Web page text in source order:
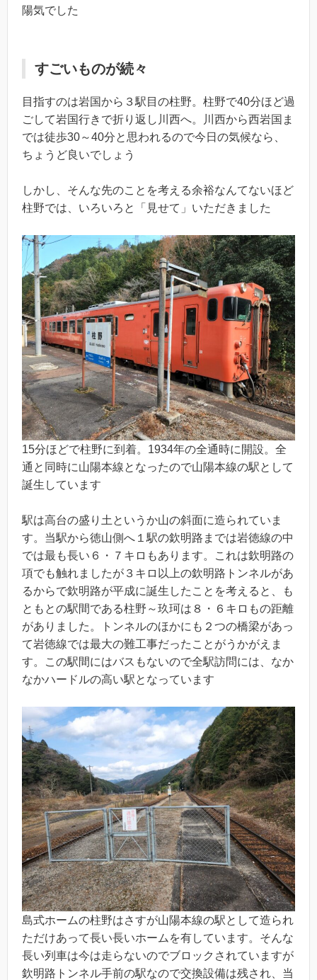
陽気でした
すごいものが続々
目指すのは岩国から３駅目の柱野。柱野で40分ほど過
ごして岩国行きで折り返し川西へ。川西から西岩国ま
では徒歩30～40分と思われるので今日の気候なら、
ちょうど良いでしょう
しかし、そんな先のことを考える余裕なんてないほど
柱野では、いろいろと「見せて」いただきました
15分ほどで柱野に到着。1934年の全通時に開設。全
通と同時に山陽本線となったので山陽本線の駅として
誕生しています
駅は高台の盛り土というか山の斜面に造られていま
す。当駅から徳山側へ１駅の欽明路までは岩徳線の中
では最も長い６・７キロもあります。これは欽明路の
項でも触れましたが３キロ以上の欽明路トンネルがあ
るからで欽明路が平成に誕生したことを考えると、も
ともとの駅間である柱野～玖珂は８・６キロもの距離
がありました。トンネルのほかにも２つの橋梁があっ
て岩徳線では最大の難工事だったことがうかがえま
す。この駅間にはバスもないので全駅訪問には、なか
なかハードルの高い駅となっています
島式ホームの柱野はさすが山陽本線の駅として造られ
ただけあって長い長いホームを有しています。そんな
長い列車は今は走らないのでブロックされていますが
欽明路トンネル手前の駅なので交換設備は残され、当